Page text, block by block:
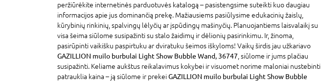
peržiūrėkite internetinės parduotuvės katalogą – pasistengsime suteikti kuo daugiau
informacijos apie jus dominančią prekę. Mažiausiems pasiūlysime edukacinių žaislų,
kūrybinių rinkinių, spalvingų lėlyčių ar įspūdingų mašinyčių. Planuojantiems laisvalaikį su
visa šeima siūlome susipažinti su stalo žaidimų ir dėlionių pasirinkimu. Ir, žinoma,
pasirūpinti vaikišku paspirtuku ar dviratuku šeimos iškyloms! Vaikų širdis jau užkariavo
GAZILLION muilo burbulai Light Show Bubble Wand, 36747 , siūlome ir jums plačiau
susipažinti. Keliame aukštus reikalavimus kokybei ir visuomet norime maloniai nustebinti
patrauklia kaina – ją siūlome ir prekeiGAZILLION muilo burbulai Light Show Bubble